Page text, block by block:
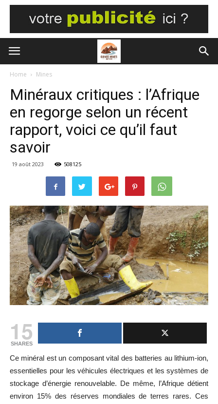
Home Mines
Minéraux critiques : l’Afrique
en regorge selon un récent
rapport, voici ce qu’il faut
savoir
19 août 2023 508125
15
SHARES
Ce minéral est un composant vital des batteries au lithium-ion,
essentielles pour les véhicules électriques et les systèmes de
stockage d’énergie renouvelable. De même, l’Afrique détient
environ 15% des réserves mondiales de terres rares. Ces